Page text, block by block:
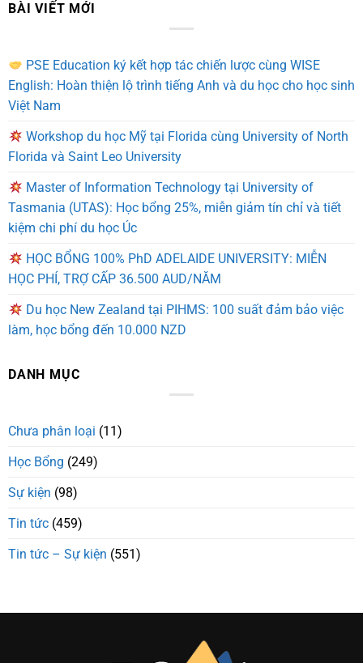
BÀI VIẾT MỚI
PSE Education ký kết hợp tác chiến lược cùng WISE
English: Hoàn thiện lộ trình tiếng Anh và du học cho học sinh
Việt Nam
Workshop du học Mỹ tại Florida cùng University of North
Florida và Saint Leo University
Master of Information Technology tại University of
Tasmania (UTAS): Học bổng 25%, miễn giảm tín chỉ và tiết
kiệm chi phí du học Úc
HỌC BỔNG 100% PhD ADELAIDE UNIVERSITY: MIỄN
HỌC PHÍ, TRỢ CẤP 36.500 AUD/NĂM
Du học New Zealand tại PIHMS: 100 suất đảm bảo việc
làm, học bổng đến 10.000 NZD
DANH MỤC
Chưa phân loại (11)
Học Bổng (249)
Sự kiện (98)
Tin tức (459)
Tin tức – Sự kiện (551)